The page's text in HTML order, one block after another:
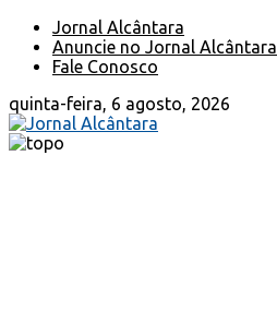
Jornal Alcântara
Anuncie no Jornal Alcântara
Fale Conosco
quinta-feira, 6 agosto, 2026